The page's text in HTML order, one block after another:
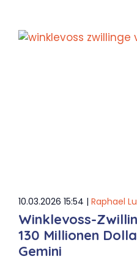
10.03.2026 15:54 | Raphael
Winklevoss-
130 Millionen
Gemini